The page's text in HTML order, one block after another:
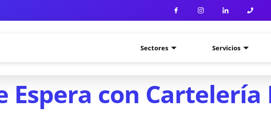
Sectores Servicios
Espera con